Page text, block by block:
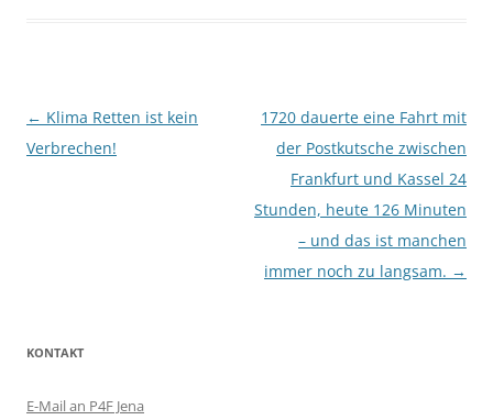
Beitragsnavigation
← Klima Retten ist kein
Verbrechen!
1720 dauerte eine Fahrt mit
der Postkutsche zwischen
Frankfurt und Kassel 24
Stunden, heute 126 Minuten
– und das ist manchen
immer noch zu langsam. →
KONTAKT
E-Mail an P4F Jena